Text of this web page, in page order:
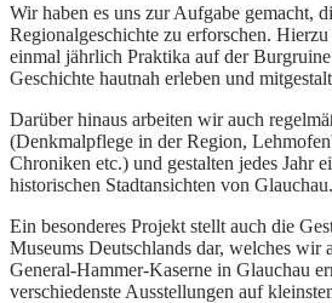
Wir haben es uns zur Aufgabe gemacht,
Regionalgeschichte zu erforschen.
einmal jährlich Praktika auf der
Geschichte hautnah erleben und
Darüber hinaus arbeiten wir auch
(Denkmalpflege in der Region,
Chroniken etc.) und gestalten jedes Jahr
historischen Stadtansichten von Glauchau.
Ein besonderes Projekt stellt auch die
Museums Deutschlands dar, welches wir
General-Hammer-Kaserne in Glauchau
verschiedenste Ausstellungen auf